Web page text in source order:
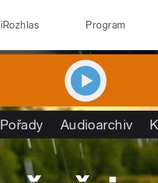
iRozhlas Program
Pořady Audioarchiv